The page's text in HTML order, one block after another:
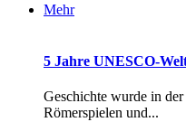
Mehr
5 Jahre UNESCO-
Geschichte wurde in
Römerspielen und...